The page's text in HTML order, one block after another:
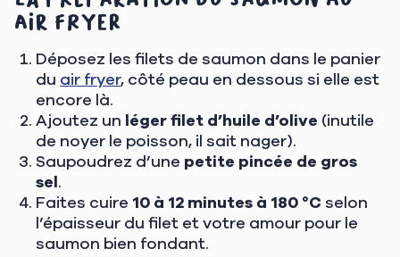
air fryer
Déposez les filets de saumon dans le panier
du air fryer, côté peau en dessous si elle est
encore là.
Ajoutez un léger filet d’huile d’olive (inutile
de noyer le poisson, il sait nager).
Saupoudrez d’une petite pincée de gros
sel.
Faites cuire 10 à 12 minutes à 180 °Cselon
l’épaisseur du filet et votre amour pour le
saumon bien fondant.